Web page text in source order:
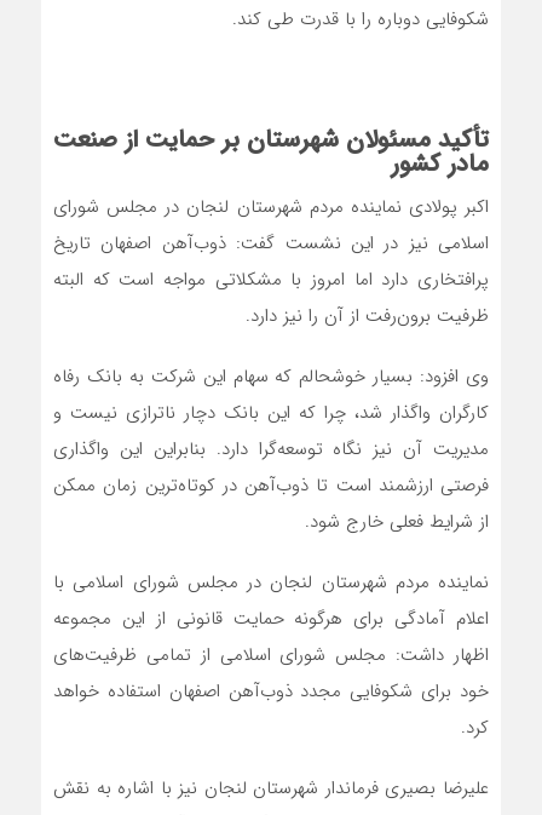
شکوفایی دوباره را با قدرت طی کند.
تأکید مسئولان شهرستان بر حمایت از صنعت
مادر کشور
اکبر پولادی نماینده مردم شهرستان لنجان در مجلس شورای
اسلامی نیز در این نشست گفت: ذوب‌آهن اصفهان تاریخ
پرافتخاری دارد اما امروز با مشکلاتی مواجه است که البته
ظرفیت برون‌رفت از آن را نیز دارد.
وی افزود: بسیار خوشحالم که سهام این شرکت به بانک رفاه
کارگران واگذار شد، چرا که این بانک دچار ناترازی نیست و
مدیریت آن نیز نگاه توسعه‌گرا دارد. بنابراین این واگذاری
فرصتی ارزشمند است تا ذوب‌آهن در کوتاه‌ترین زمان ممکن
از شرایط فعلی خارج شود.
نماینده مردم شهرستان لنجان در مجلس شورای اسلامی با
اعلام آمادگی برای هرگونه حمایت قانونی از این مجموعه
اظهار داشت: مجلس شورای اسلامی از تمامی ظرفیت‌های
خود برای شکوفایی مجدد ذوب‌آهن اصفهان استفاده خواهد
کرد.
علیرضا بصیری فرماندار شهرستان لنجان نیز با اشاره به نقش